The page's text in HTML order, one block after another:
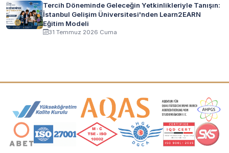
Tercih Döneminde Geleceğin Yetkinlikleriyle Tanışın:
İstanbul Gelişim Üniversitesi'nden Learn2EARN
Eğitim Modeli
31 Temmuz 2026 Cuma
Akreditasyon ve Üyelik Logoları